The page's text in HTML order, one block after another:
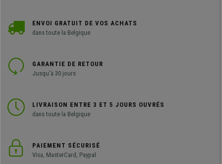
ENVOI GRATUIT DE VOS ACHATS
dans toute la Belgique
GARANTIE DE RETOUR
Jusqu'à 30 jours
LIVRAISON ENTRE 3 ET 5 JOURS OUVRÉS
dans toute la Belgique
PAIEMENT SÉCURISÉ
Visa, MasterCard, Paypal